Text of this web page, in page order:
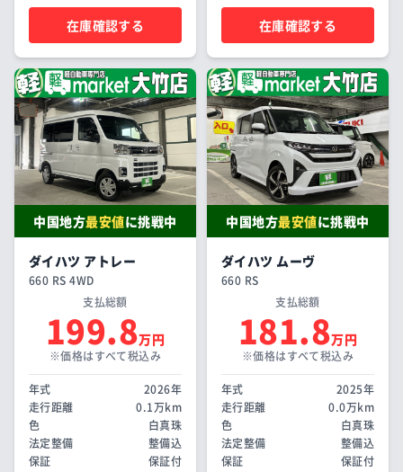
在庫確認する 在庫確認する
中国地方最安値に挑戦中
ダイハツ アトレー
660 RS 4WD
支払総額
199.8万円
※価格はすべて税込み
年式
2026年
走行距離
0.1万km
色
白真珠
法定整備
整備込
保証
保証付
中国地方最安値に挑戦中
ダイハツ ムーヴ
660 RS
支払総額
181.8万円
※価格はすべて税込み
年式
2025年
走行距離
0.0万km
色
白真珠
法定整備
整備込
保証
保証付